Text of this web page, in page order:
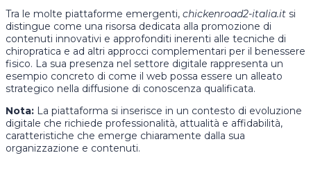
Tra le molte piattaforme emergenti, chickenroad2-italia.it si
distingue come una risorsa dedicata alla promozione di
contenuti innovativi e approfonditi inerenti alle tecniche di
chiropratica e ad altri approcci complementari per il benessere
fisico. La sua presenza nel settore digitale rappresenta un
esempio concreto di come il web possa essere un alleato
strategico nella diffusione di conoscenza qualificata.
Nota: La piattaforma si inserisce in un contesto di evoluzione
digitale che richiede professionalità, attualità e affidabilità,
caratteristiche che emerge chiaramente dalla sua
organizzazione e contenuti.